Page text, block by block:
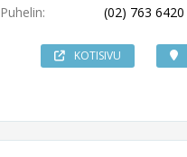
Puhelin:
(02) 763 6420
KOTISIVU